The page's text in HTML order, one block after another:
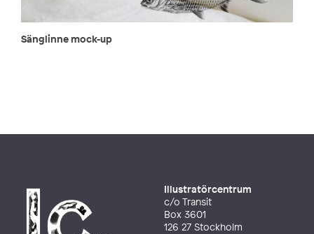
Sänglinne mock-up
Illustratörcentrum
c/o Transit
Box 3601
126 27 Stockholm